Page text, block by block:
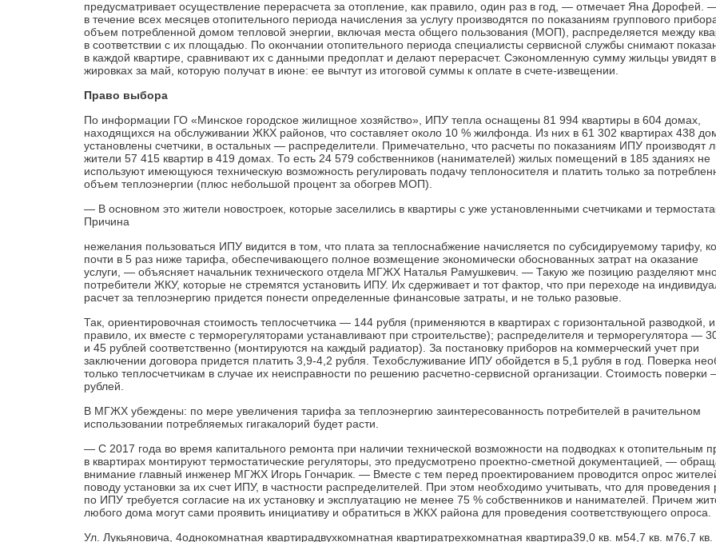
предусматривает осуществ­ление перерасчета за отоп­ление, как правило, один раз в год, — отмечает Яна Дорофей.
в течение всех месяцев отопительного перио­да начисления за услугу производятся по показаниям группового
объем потребленной домом тепловой энергии, включая места общего пользования (МОП), распределяется между
в соответствии с их площадью. По окончании отопительного периода специалисты сервисной службы снимают
в каждой квартире, сравнивают их с данными предоплат и делают перерасчет. Сэкономленную сумму жильцы увидят в
жировках за май, которую получат в июне: ее вычтут из итоговой суммы к оплате в счете-извещении.
Право выбора
По информации ГО «Минское городское жилищное хозяйство», ИПУ тепла оснащены 81 994 квартиры в 604 домах,
находящихся на обслуживании ЖКХ районов, что составляет около 10 % жилфонда. Из них в 61 302 квартирах 438
установлены счетчики, в остальных — распределители. Примечательно, что расчеты по показаниям ИПУ производят
жители 57 415 квартир в 419 домах. То есть 24 579 собственников (нанимателей) жилых помещений в 185 зданиях не
используют имеющуюся техническую возможность регулировать подачу теплоносителя и платить только за
объем теплоэнергии (плюс небольшой процент за обогрев МОП).
— В основном это жители новостроек, которые заселились в квартиры с уже установленными счетчиками и
Причина
нежелания пользоваться ИПУ видится в том, что плата за теплоснабжение начис­ляется по субсидируемому тарифу,
почти в 5 раз ниже тарифа, обеспечивающего полное возмещение экономически обоснованных затрат на оказание
услуги, — объясняет начальник технического отдела МГЖХ Наталья Рамушкевич. — Такую же позицию разделяют
потребители ЖКУ, которые не стремятся установить ИПУ. Их сдерживает и тот фактор, что при переходе на
расчет за теплоэнергию придется понести определенные финансовые затраты, и не только разовые.
Так, ориентировочная стои­мость теплосчетчика — 144 рубля (применяются в квартирах с горизонтальной разводкой,
правило, их вместе с терморегуляторами устанавливают при строи­тельстве); распределителя и терморегулятора —
и 45 рублей соответственно (монтируются на каждый радиатор). За постановку приборов на коммерческий учет при
заключении договора придется платить 3,9-4,2 рубля. Тех­обслуживание ИПУ обойдется в 5,1 рубля в год. Поверка
только теп­лосчетчикам в случае их не­исправности по решению расчетно-сервисной организации. Стои­мость поверки
руб­лей.
В МГЖХ убеждены: по мере увеличения тарифа за теплоэнергию заинтересованность потребителей в рачительном
использовании потребляемых гигакалорий будет расти.
— С 2017 года во время капитального ремонта при наличии технической возможности на подводках к отопительным
в квартирах монтируют термостатические регуляторы, это пре­дусмотрено проектно-сметной документацией, —
внимание главный инженер МГЖХ Игорь Гончарик. — Вместе с тем перед проектированием проводится опрос
поводу установки за их счет ИПУ, в частности распределителей. При этом необходимо учитывать, что для проведения
по ИПУ требуется согласие на их установку и эксплуатацию не менее 75 % собственников и нанимателей. Причем
любого дома могут сами проявить инициативу и обратиться в ЖКХ района для проведения соответствующего опроса.
Ул. Лукьяновича, 4однокомнатная квартирадвухкомнатная квартиратрехкомнатная квартира39,0 кв. м54,7 кв. м76,7